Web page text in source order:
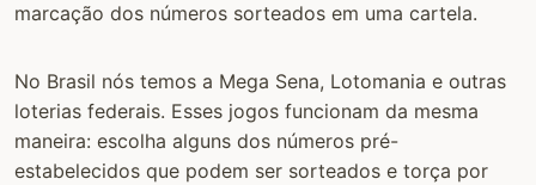
marcação dos números sorteados em uma cartela.
No Brasil nós temos a Mega Sena, Lotomania e outras
loterias federais. Esses jogos funcionam da mesma
maneira: escolha alguns dos números pré-
estabelecidos que podem ser sorteados e torça por